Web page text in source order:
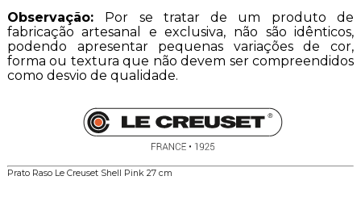
Observação:
Por se tratar de um produto de
fabricação artesanal e exclusiva, não são idênticos,
podendo apresentar pequenas variações de cor,
forma ou textura que não devem ser compreendidos
como desvio de qualidade.
Prato Raso Le Creuset Shell Pink 27 cm